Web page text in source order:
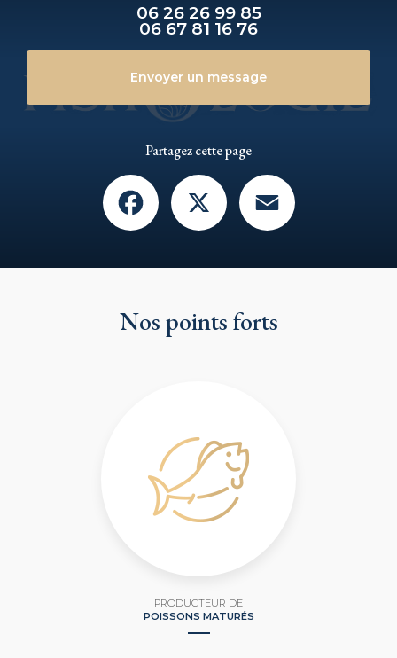
06 26 26 99 85
06 67 81 16 76
Envoyer un message
Partagez cette page
Facebook
Nos points forts
PRODUCTEUR DE
POISSONS MATURÉS